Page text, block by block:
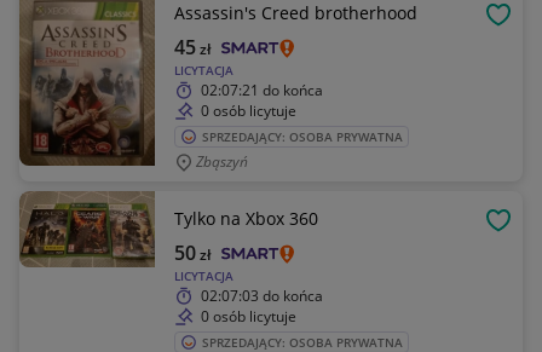
Assassin's Creed brotherhood
LICYTACJA
45zł
02:07:21 do końca
0 osób licytuje
SPRZEDAJĄCY: OSOBA PRYWATNA
Zbąszyń
Tylko na Xbox 360
LICYTACJA
50zł
02:07:03 do końca
0 osób licytuje
SPRZEDAJĄCY: OSOBA PRYWATNA